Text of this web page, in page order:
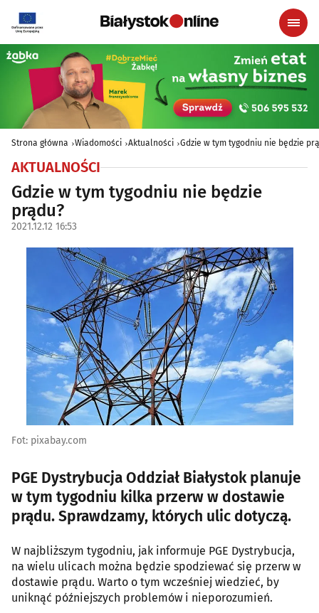
Strona główna Wiadomości Aktualności Gdzie w tym tygodniu nie będzie
AKTUALNOŚCI
Gdzie w tym tygodniu nie będzie
prądu?
2021.12.12 16:53
Fot: pixabay.com
PGE Dystrybucja Oddział Białystok planuje
w tym tygodniu kilka przerw w dostawie
prądu. Sprawdzamy, których ulic dotyczą.
W najbliższym tygodniu, jak informuje PGE Dystrybucja,
na wielu ulicach można będzie spodziewać się przerw w
dostawie prądu. Warto o tym wcześniej wiedzieć, by
uniknąć późniejszych problemów i nieporozumień.